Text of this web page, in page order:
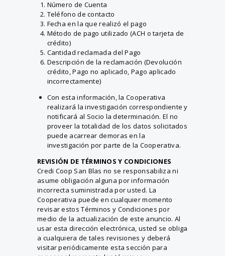
Número de Cuenta
Teléfono de contacto
Fecha en la que realizó el pago
Método de pago utilizado (ACH o tarjeta de
crédito)
Cantidad reclamada del Pago
Descripción de la reclamación (Devolución
crédito, Pago no aplicado, Pago aplicado
incorrectamente)
Con esta información, la Cooperativa
realizará la investigación correspondiente y
notificará al Socio la determinación. El no
proveer la totalidad de los datos solicitados
puede acarrear demoras en la
investigación por parte de la Cooperativa.
REVISIÓN DE TÉRMINOS Y CONDICIONES
Credi Coop San Blas no se responsabiliza ni
asume obligación alguna por información
incorrecta suministrada por usted. La
Cooperativa puede en cualquier momento
revisar estos Términos y Condiciones por
medio de la actualización de este anuncio. Al
usar esta dirección electrónica, usted se obliga
a cualquiera de tales revisiones y deberá
visitar periódicamente esta sección para